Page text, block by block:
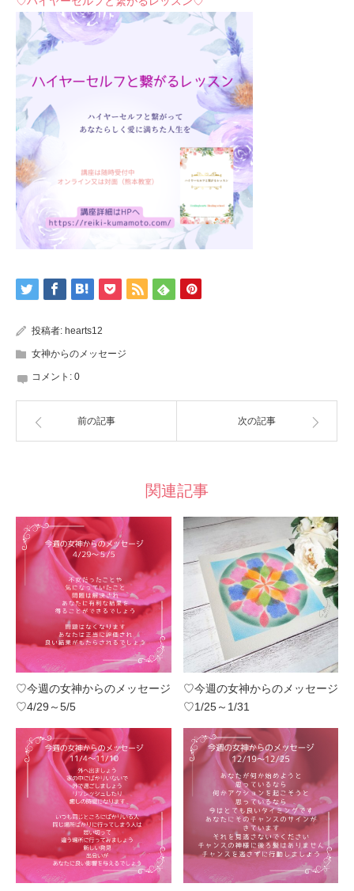
投稿者: hearts12
女神からのメッセージ
コメント: 0
前の記事 次の記事
関連記事
♡今週の女神からのメッセージ
♡4/29～5/5
♡今週の女神からのメッセージ
♡1/25～1/31